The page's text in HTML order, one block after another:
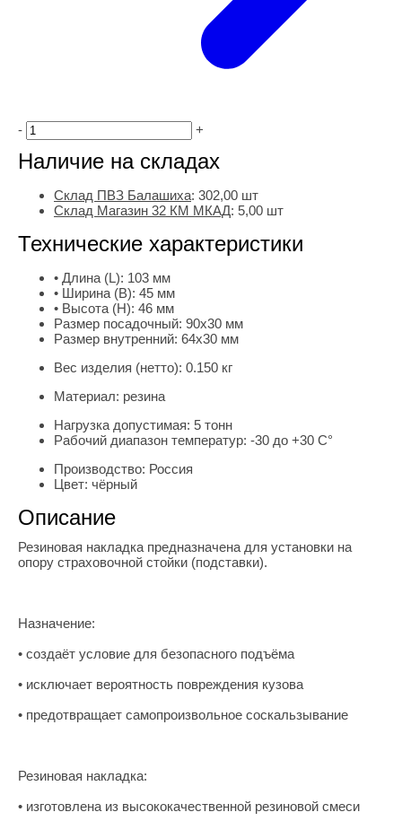
- +
Наличие на складах
Склад ПВЗ Балашиха: 302,00 шт
Склад Магазин 32 КМ МКАД: 5,00 шт
Технические характеристики
• Длина (L): 103 мм
• Ширина (B): 45 мм
• Высота (H): 46 мм
Размер посадочный: 90х30 мм
Размер внутренний: 64х30 мм
Вес изделия (нетто): 0.150 кг
Материал: резина
Нагрузка допустимая: 5 тонн
Рабочий диапазон температур: -30 до +30 С°
Производство: Россия
Цвет: чёрный
Описание
Резиновая накладка предназначена для установки на
опору страховочной стойки (подставки).
Назначение:
• создаёт условие для безопасного подъёма
• исключает вероятность повреждения кузова
• предотвращает самопроизвольное соскальзывание
Резиновая накладка:
• изготовлена из высококачественной резиновой смеси